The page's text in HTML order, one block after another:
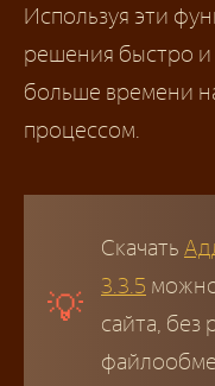
Используя эти
решения быстро и
больше времени
процессом.
Скачать
3.3.5
сайта, без